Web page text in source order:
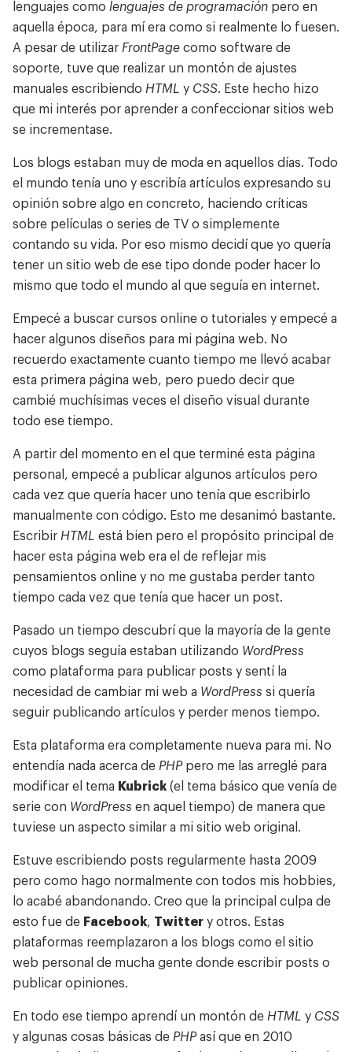
Sobre mí
Reflexiones
Blog de desarrollo
Cómics
Diario
Contacto
lenguajes como lenguajes de programación pero en
aquella época, para mí era como si realmente lo fuesen.
A pesar de utilizar FrontPage como software de
soporte, tuve que realizar un montón de ajustes
manuales escribiendo HTML y CSS. Este hecho hizo
que mi interés por aprender a confeccionar sitios web
se incrementase.
Los blogs estaban muy de moda en aquellos días. Todo
el mundo tenía uno y escribía artículos expresando su
opinión sobre algo en concreto, haciendo críticas
sobre películas o series de TV o simplemente
contando su vida. Por eso mismo decidí que yo quería
tener un sitio web de ese tipo donde poder hacer lo
mismo que todo el mundo al que seguía en internet.
Empecé a buscar cursos online o tutoriales y empecé a
hacer algunos diseños para mi página web. No
recuerdo exactamente cuanto tiempo me llevó acabar
esta primera página web, pero puedo decir que
cambié muchísimas veces el diseño visual durante
todo ese tiempo.
A partir del momento en el que terminé esta página
personal, empecé a publicar algunos artículos pero
cada vez que quería hacer uno tenía que escribirlo
manualmente con código. Esto me desanimó bastante.
Escribir HTML está bien pero el propósito principal de
hacer esta página web era el de reflejar mis
pensamientos online y no me gustaba perder tanto
tiempo cada vez que tenía que hacer un post.
Pasado un tiempo descubrí que la mayoría de la gente
cuyos blogs seguía estaban utilizando WordPress
como plataforma para publicar posts y sentí la
necesidad de cambiar mi web a WordPress si quería
seguir publicando artículos y perder menos tiempo.
Esta plataforma era completamente nueva para mi. No
entendía nada acerca de PHPpero me las arreglé para
modificar el tema Kubrick (el tema básico que venía de
serie con WordPress en aquel tiempo) de manera que
tuviese un aspecto similar a mi sitio web original.
Estuve escribiendo posts regularmente hasta 2009
pero como hago normalmente con todos mis hobbies,
lo acabé abandonando. Creo que la principal culpa de
esto fue de Facebook, Twitter y otros. Estas
plataformas reemplazaron a los blogs como el sitio
web personal de mucha gente donde escribir posts o
publicar opiniones.
En todo ese tiempo aprendí un montón de HTML y CSS
y algunas cosas básicas de PHPasí que en 2010